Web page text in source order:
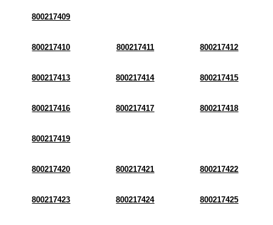
800217409
800217410 800217411 800217412
800217413 800217414 800217415
800217416 800217417 800217418
800217419
800217420 800217421 800217422
800217423 800217424 800217425